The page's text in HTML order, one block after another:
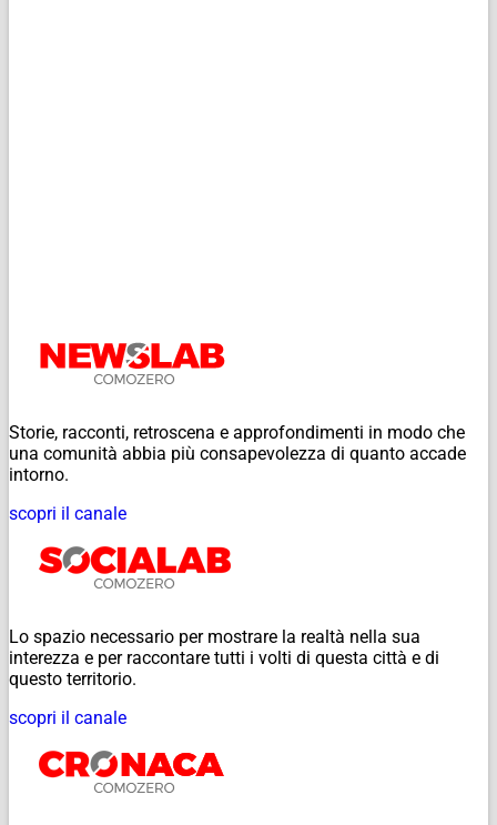
Storie, racconti, retroscena e approfondimenti in modo che
una comunità abbia più consapevolezza di quanto accade
intorno.
scopri il canale
Lo spazio necessario per mostrare la realtà nella sua
interezza e per raccontare tutti i volti di questa città e di
questo territorio.
scopri il canale